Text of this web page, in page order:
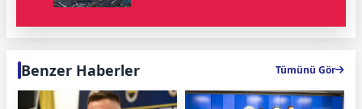
Benzer Haberler Tümünü Gör